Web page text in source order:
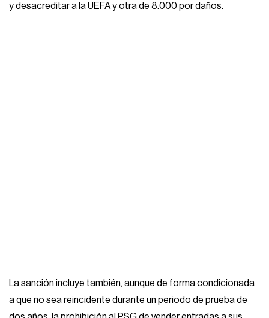
y desacreditar a la UEFA y otra de 8.000 por daños.
La sanción incluye también, aunque de forma condicionada
a que no sea reincidente durante un periodo de prueba de